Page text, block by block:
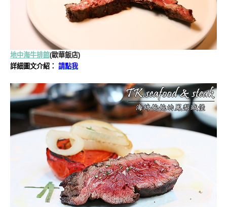
地中海牛排館(歐華飯店)
詳細圖文介紹： 請點我